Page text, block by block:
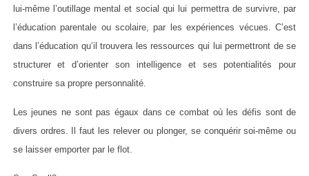
lui-même l’outillage mental et social qui lui permettra de survivre, par
l’éducation parentale ou scolaire, par les expériences vécues. C’est
dans l’éducation qu’il trouvera les ressources qui lui permettront de se
structurer et d’orienter son intelligence et ses potentialités pour
construire sa propre personnalité.
Les jeunes ne sont pas égaux dans ce combat où les défis sont de
divers ordres. Il faut les relever ou plonger, se conquérir soi-même ou
se laisser emporter par le flot.